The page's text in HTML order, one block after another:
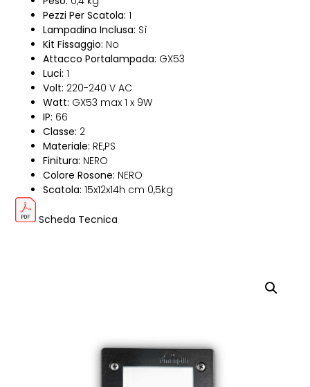
Pezzi Per Scatola: 1
Lampadina Inclusa: Sì
Kit Fissaggio: No
Attacco Portalampada: GX53
Luci: 1
Volt: 220-240 V AC
Watt: GX53 max 1 x 9W
IP: 66
Classe: 2
Materiale: RE,PS
Finitura: NERO
Colore Rosone: NERO
Scatola: 15x12x14h cm 0,5kg
Scheda Tecnica